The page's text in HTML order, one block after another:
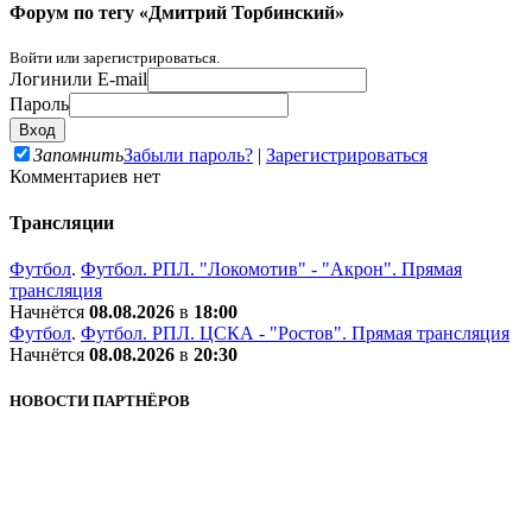
Форум по тегу «Дмитрий Торбинский»
Войти или зарегистрироваться.
Логинили E-mail
Пароль
ЗапомнитьЗабыли пароль? | Зарегистрироваться
Комментариев нет
Трансляции
Футбол. Футбол. РПЛ. "Локомотив" - "Акрон". Прямая
трансляция
Начнётся 08.08.2026 в 18:00
Футбол. Футбол. РПЛ. ЦСКА - "Ростов". Прямая трансляция
Начнётся 08.08.2026 в 20:30
НОВОСТИ ПАРТНЁРОВ